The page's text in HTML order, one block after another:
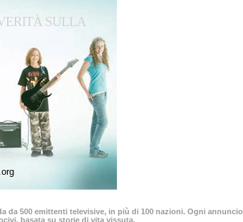
SULLA
da 500 emittenti televisive, in più di 100 nazioni. Ogni annuncio
basata su storie di vita vissuta.